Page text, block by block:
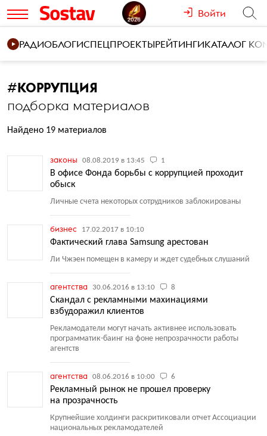
Войти
РАДИОБЛОГИСПЕЦПРОЕКТЫРЕЙТИНГИКАТАЛОГ
#КОРРУПЦИЯ
подборка материалов
Найдено 19 материалов
законы 08.08.2019 в 13:45 1
В офисе Фонда борьбы с коррупцией проходит
обыск
Личные счета некоторых сотрудников заблокированы
бизнес 17.02.2017 в 10:10
Фактический глава Samsung арестован
Ли Чжэен помещен в камеру и ждет судебных слушаний
агентства 30.06.2016 в 13:10 8
Скандал с рекламными махинациями
взбудоражил клиентов
Рекламодатели могут начать активнее использовать
программатик-баинг на фоне непрозрачности работы
агентств
агентства 08.06.2016 в 10:00 6
Рекламный рынок не прошел проверку
на прозрачность
Крупнейшие холдинги раскритиковали отчет Ассоциации
национальных рекламодателей